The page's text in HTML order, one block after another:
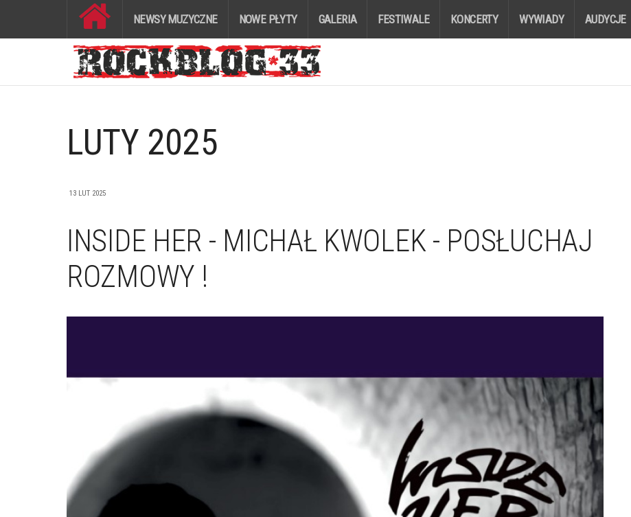
NEWSY MUZYCZNE NOWE PŁYTY GALERIA FESTIWALE KONCERTY WYWIADY AUDYCJE
LUTY 2025
13 LUT 2025
INSIDE HER - MICHAŁ KWOLEK - POSŁUCHAJ
ROZMOWY !